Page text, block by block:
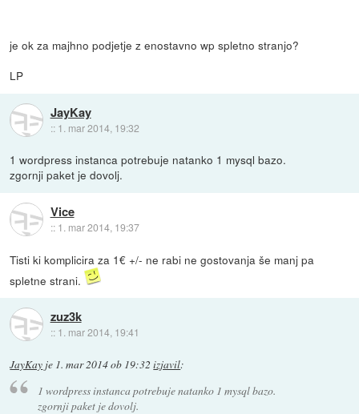
je ok za majhno podjetje z enostavno wp spletno stranjo?
LP
JayKay
:: 1. mar 2014, 19:32
1 wordpress instanca potrebuje natanko 1 mysql bazo.
zgornji paket je dovolj.
Vice
:: 1. mar 2014, 19:37
Tisti ki komplicira za 1€ +/- ne rabi ne gostovanja še manj pa
spletne strani.
zuz3k
:: 1. mar 2014, 19:41
JayKay je 1. mar 2014 ob 19:32 izjavil:
1 wordpress instanca potrebuje natanko 1 mysql bazo.
zgornji paket je dovolj.